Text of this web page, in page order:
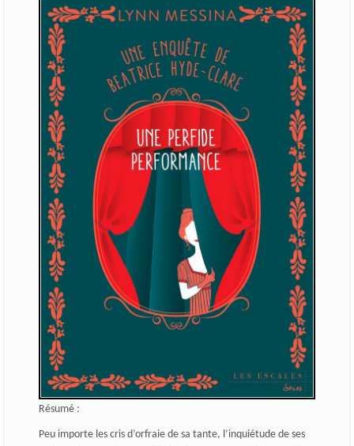
Résumé :
Peu importe les cris d’orfraie de sa tante, l’inquiétude de ses